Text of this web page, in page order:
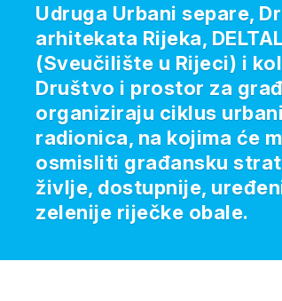
Udruga Urbani separe,
arhitekata Rijeka,
(Sveučilište u Rijeci) i
Društvo i prostor za
organiziraju ciklus
radionica, na kojima će
osmisliti građansku
življe, dostupnije,
zelenije riječke obale.